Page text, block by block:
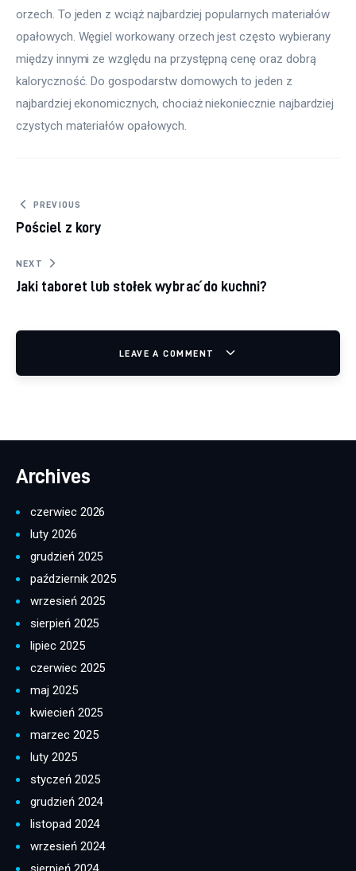
orzech. To jeden z wciąż najbardziej popularnych materiałów
opałowych. Węgiel workowany orzech jest często wybierany
między innymi ze względu na przystępną cenę oraz dobrą
kaloryczność. Do gospodarstw domowych to jeden z
najbardziej ekonomicznych, chociaż niekoniecznie najbardziej
czystych materiałów opałowych.
Nawigacja wpisu
PREVIOUS
Pościel z kory
NEXT
Jaki taboret lub stołek wybrać do kuchni?
LEAVE A COMMENT
Archives
czerwiec 2026
luty 2026
grudzień 2025
październik 2025
wrzesień 2025
sierpień 2025
lipiec 2025
czerwiec 2025
maj 2025
kwiecień 2025
marzec 2025
luty 2025
styczeń 2025
grudzień 2024
listopad 2024
wrzesień 2024